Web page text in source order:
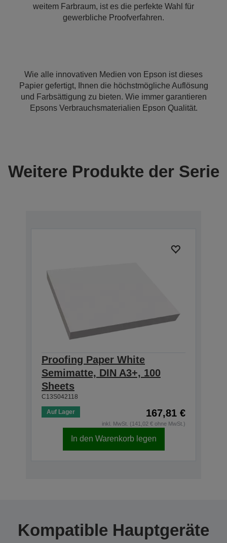
weitem Farbraum, ist es die perfekte Wahl für
gewerbliche Proofverfahren.
Wie alle innovativen Medien von Epson ist dieses
Papier gefertigt, Ihnen die höchstmögliche Auflösung
und Farbsättigung zu bieten. Wie immer garantieren
Epsons Verbrauchsmaterialien Epson Qualität.
Weitere Produkte der Serie
Proofing Paper White
Semimatte, DIN A3+, 100
Sheets
C13S042118
Auf Lager 167,81 €
inkl. MwSt. (141,02 € ohne MwSt.)
In den Warenkorb legen
Kompatible Hauptgeräte